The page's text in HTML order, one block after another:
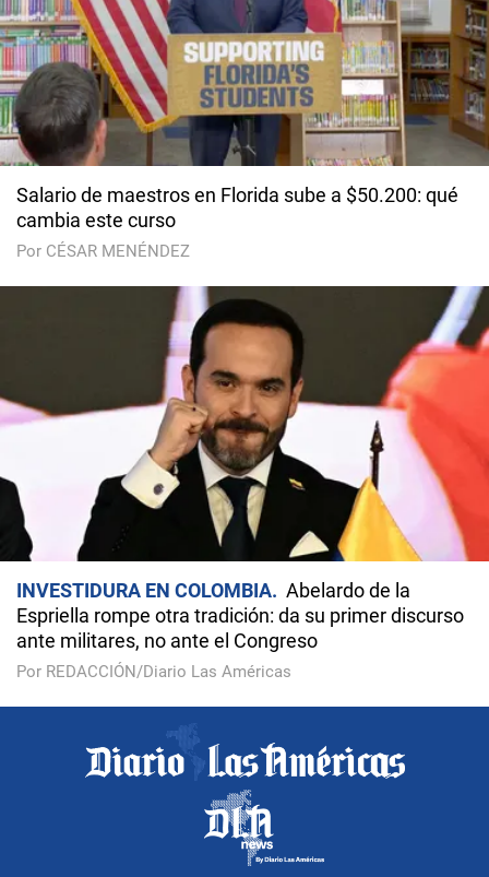
Salario de maestros en Florida sube a $50.200: qué
cambia este curso
Por CÉSAR MENÉNDEZ
INVESTIDURA EN COLOMBIA
Abelardo de la
Espriella rompe otra tradición: da su primer discurso
ante militares, no ante el Congreso
Por REDACCIÓN/Diario Las Américas